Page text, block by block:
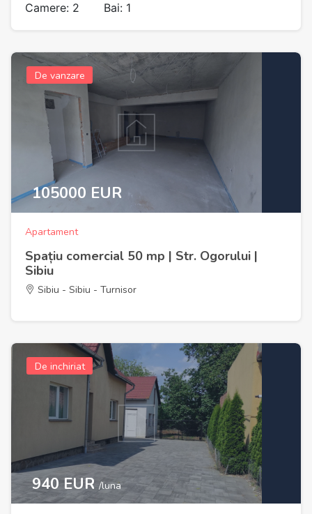
Camere: 2 Bai: 1
De vanzare
105000 EUR
Apartament
Spațiu comercial 50 mp | Str. Ogorului |
Sibiu
Sibiu - Sibiu - Turnisor
De inchiriat
940 EUR /luna